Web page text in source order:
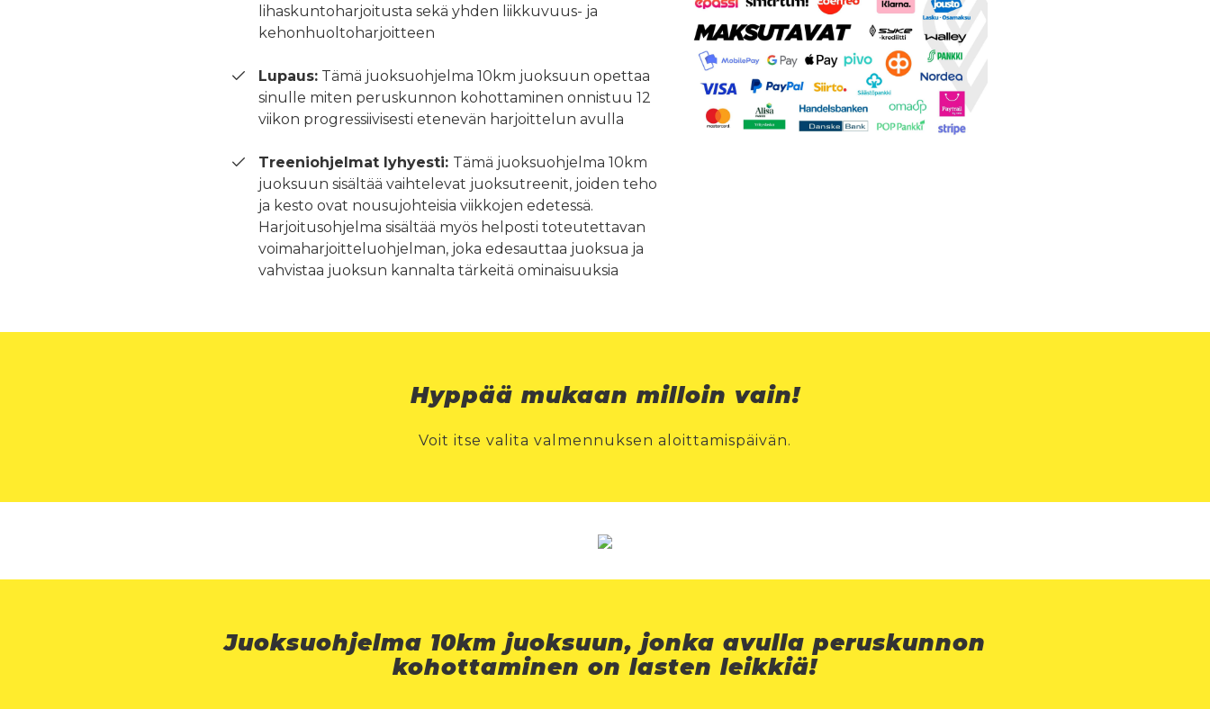
lihaskuntoharjoitusta sekä yhden liikkuvuus- ja
kehonhuoltoharjoitteen
Lupaus: Tämä juoksuohjelma 10km juoksuun opettaa
sinulle miten peruskunnon kohottaminen onnistuu 12
viikon progressiivisesti etenevän harjoittelun avulla
Treeniohjelmat lyhyesti: Tämä juoksuohjelma 10km
juoksuun sisältää vaihtelevat juoksutreenit, joiden teho
ja kesto ovat nousujohteisia viikkojen edetessä.
Harjoitusohjelma sisältää myös helposti toteutettavan
voimaharjoitteluohjelman, joka edesauttaa juoksua ja
vahvistaa juoksun kannalta tärkeitä ominaisuuksia
Hyppää mukaan milloin vain!
Voit itse valita valmennuksen aloittamispäivän.
Juoksuohjelma 10km juoksuun, jonka avulla peruskunnon
kohottaminen on lasten leikkiä!